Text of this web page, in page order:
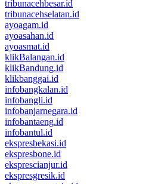
tribunacehbesar.id
tribunacehselatan.id
ayoagam.id
ayoasahan.id
ayoasmat.id
klikBalangan.id
klikBandung.id
klikbanggai.id
infobangkalan.id
infobangli.id
infobanjarnegara.id
infobantaeng.id
infobantul.id
ekspresbekasi.id
ekspresbone.id
eksprescianjur.id
ekspresgresik.id